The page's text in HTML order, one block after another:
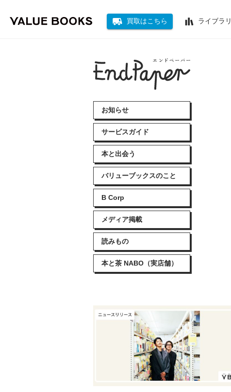
買取はこちら ライブラリ
お知らせ
サービスガイド
本と出会う
バリューブックスのこと
B Corp
メディア掲載
読みもの
本と茶 NABO（実店舗）